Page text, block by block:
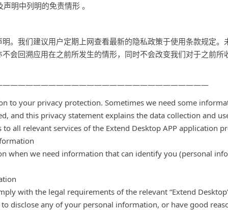
明中列明的免责情形 。
。我们建议用户定期上网查看最新的隐私政策于使用条款规定。
会回溯应用在之前所发生的情形，同时不会改变我们对于之前所
to your privacy protection. Sometimes we need some
and this privacy statement explains the data collection and
all relevant services of the Extend Desktop APP application
when we need information that can identify you (personal
with the legal requirements of the relevant “Extend
disclose any of your personal information, or have good